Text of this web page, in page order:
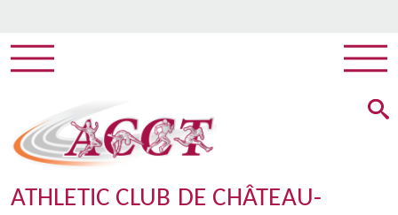
ATHLETIC CLUB DE CHÂTEAU-